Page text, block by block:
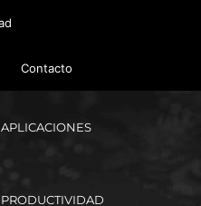
Contacto
APLICACIONES
PRODUCTIVIDAD